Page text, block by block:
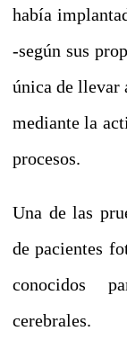
había
-según sus
única de llevar
mediante la
procesos.
Una de las
de pacientes
conocidos
cerebrales.